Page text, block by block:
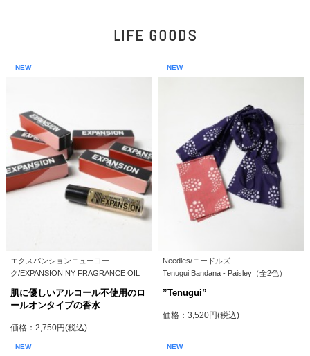
LIFE GOODS
NEW
エクスパンションニューヨー
ク/EXPANSION NY FRAGRANCE OIL
肌に優しいアルコール不使用のロ
ールオンタイプの香水
価格：2,750円(税込)
NEW
Needles/ニードルズ
Tenugui Bandana - Paisley（全2色）
”Tenugui”
価格：3,520円(税込)
NEW NEW